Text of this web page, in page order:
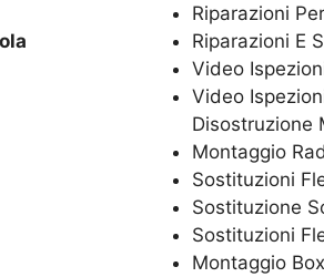
Riparazioni
Riparazioni E
Video
Video
Disostruzione
Montaggio
Sostituzioni
Sostituzione
Sostituzioni
Montaggio